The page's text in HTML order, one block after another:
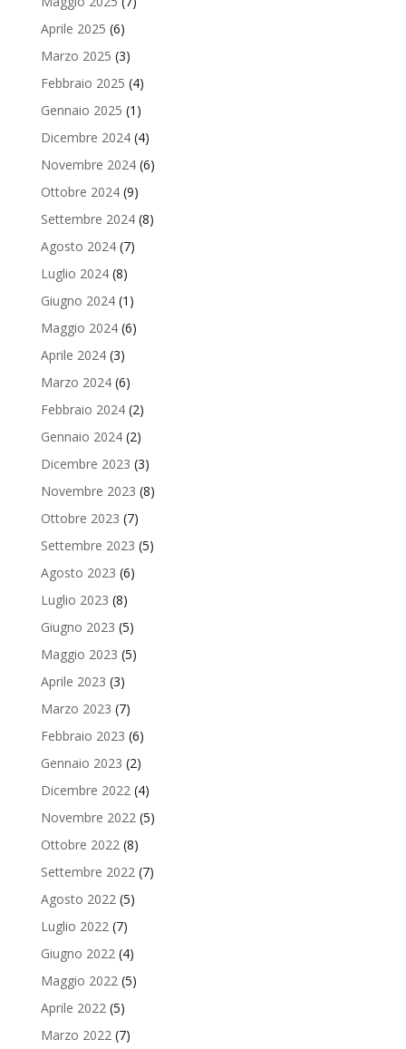
Aprile 2025 (6)
Marzo 2025 (3)
Febbraio 2025 (4)
Gennaio 2025 (1)
Dicembre 2024(4)
Novembre 2024(6)
Ottobre 2024(9)
Settembre 2024(8)
Agosto 2024(7)
Luglio 2024(8)
Giugno 2024(1)
Maggio 2024(6)
Aprile 2024(3)
Marzo 2024(6)
Febbraio 2024(2)
Gennaio 2024(2)
Dicembre 2023 (3)
Novembre 2023 (8)
Ottobre 2023 (7)
Settembre 2023 (5)
Agosto 2023 (6)
Luglio 2023 (8)
Giugno 2023 (5)
Maggio 2023 (5)
Aprile 2023 (3)
Marzo 2023 (7)
Febbraio 2023 (6)
Gennaio 2023 (2)
Dicembre 2022(4)
Novembre 2022(5)
Ottobre 2022(8)
Settembre 2022(7)
Agosto 2022(5)
Luglio 2022(7)
Giugno 2022(4)
Maggio 2022(5)
Aprile 2022(5)
Marzo 2022(7)